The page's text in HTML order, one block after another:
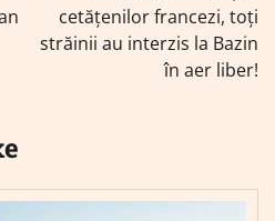
cetățenilor francezi, toți
străinii au interzis la Bazin
în aer liber!